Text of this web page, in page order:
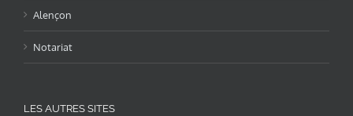
Alençon
Notariat
LES AUTRES SITES